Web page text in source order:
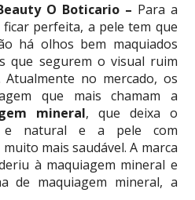
O Boticario – Para a
ficar perfeita, a pele tem que
há olhos bem maquiados
que segurem o visual ruim
no mercado, os
que mais chamam a
mineral, que deixa o
e natural e a pele com
mais saudável. A marca
à maquiagem mineral e
de maquiagem mineral, a